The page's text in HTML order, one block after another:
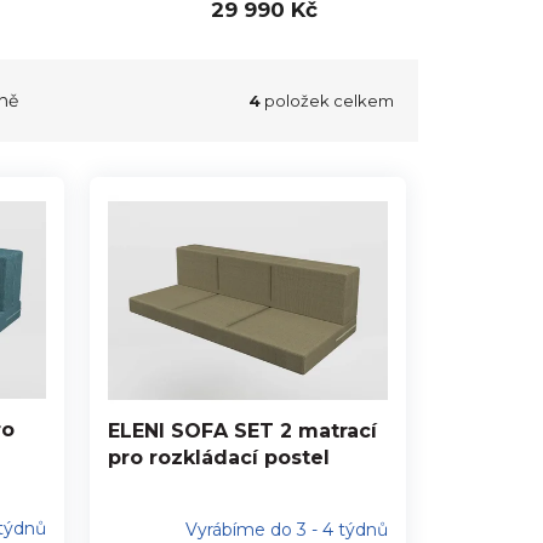
29 990 Kč
4 položek celkem
ELENI SOFA SET 2 matrací
pro rozkládací postel
Vyrábíme do 3 - 4 týdnů